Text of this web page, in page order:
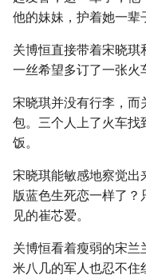
他的妹妹，护着她一辈
关博恒直接带着宋晓
一丝希望多订了一张火
宋晓琪并没有行李，而
包。三个人上了火车找
饭。
宋晓琪能敏感地察觉出
版蓝色生死恋一样了
见的崔芯爱。
关博恒看着瘦弱的宋
米八几的军人也忍不住